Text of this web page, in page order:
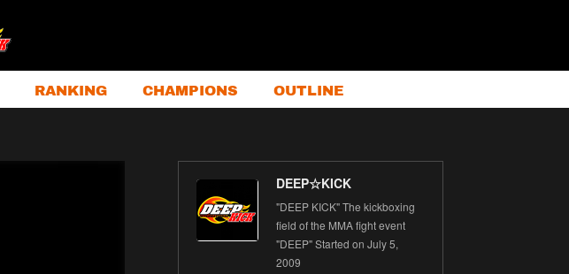
RANKING CHAMPIONS OUTLINE
DEEP☆KICK
"DEEP KICK" The kickboxing
field of the MMA fight event
"DEEP" Started on July 5,
2009